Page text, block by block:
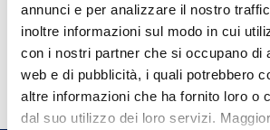
annunci e per analizzare il nostro
inoltre informazioni sul modo in cui
con i nostri partner che si occupano di
web e di pubblicità, i quali potrebbero
altre informazioni che ha fornito loro o
dal suo utilizzo dei loro servizi.
Hai bisogno di
informazioni?
Trova l'Agenzia più vicina a